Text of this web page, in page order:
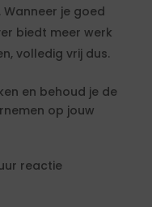
je goed
biedt meer werk
volledig vrij dus.
en behoud je de
op jouw
reactie